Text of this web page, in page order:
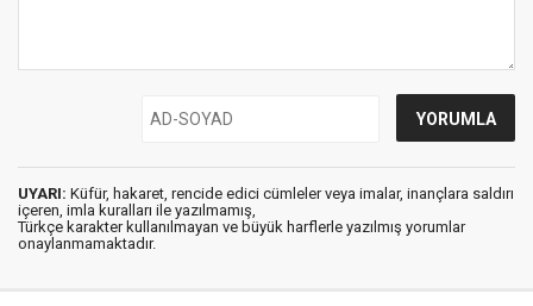
UYARI: Küfür, hakaret, rencide edici cümleler veya imalar, inançlara saldırı
içeren, imla kuralları ile yazılmamış,
Türkçe karakter kullanılmayan ve büyük harflerle yazılmış yorumlar
onaylanmamaktadır.